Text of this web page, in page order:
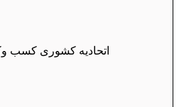
اتحادیه کشوری کسب